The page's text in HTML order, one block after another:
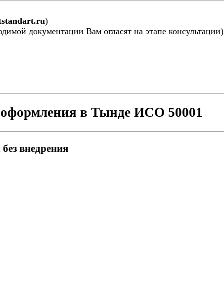
)
документации Вам огласят на этапе консультации)
в Тынде ИСО 50001
внедрения